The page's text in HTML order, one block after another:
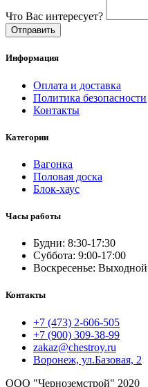
Что Вас интересует?
Отправить
Информация
Оплата и доставка
Политика безопасности
Контакты
Категории
Вагонка
Половая доска
Блок-хаус
Часы работы
Будни: 8:30-17:30
Суббота: 9:00-17:00
Воскресенье: Выходной
Контакты
+7 (473) 2-606-505
+7 (900) 309-38-99
zakaz@chestroy.ru
Воронеж, ул.Базовая, 2
ООО "Черноземстрой" 2020